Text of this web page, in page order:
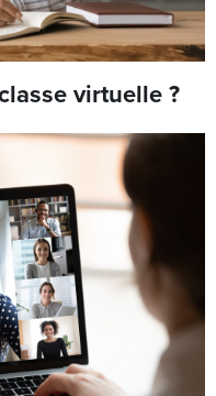
virtuelle ?